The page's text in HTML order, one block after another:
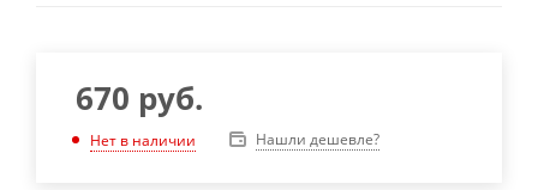
670 руб.
Нет в наличии Нашли дешевле?